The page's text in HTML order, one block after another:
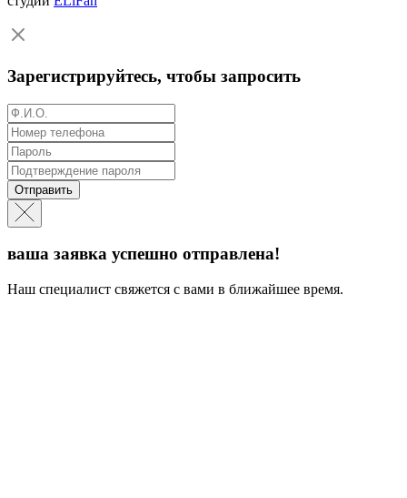
Зарегистрируйтесь, чтобы запросить
Отправить
ваша заявка успешно отправлена!
Наш специалист свяжется с вами в ближайшее время.